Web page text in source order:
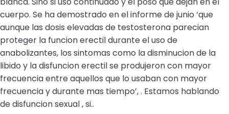
cuerpo. Se ha demostrado en el informe de junio ‘que
aunque las dosis elevadas de testosterona parecian
proteger la funcion erectil durante el uso de
anabolizantes, los sintomas como la disminucion de la
libido y la disfuncion erectil se produjeron con mayor
frecuencia entre aquellos que lo usaban con mayor
frecuencia y durante mas tiempo’, . Estamos hablando
de disfuncion sexual , si..